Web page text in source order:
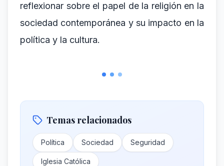
reflexionar sobre el papel de la religión en la
sociedad contemporánea y su impacto en la
política y la cultura.
Temas relacionados
Política Sociedad Seguridad
Iglesia Católica